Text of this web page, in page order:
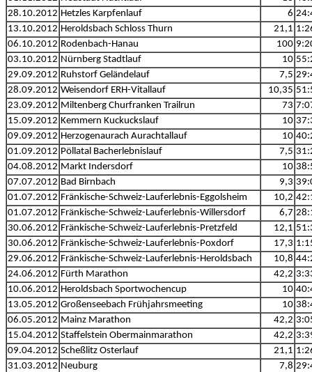
28.10.2012 Hetzles Karpfenlauf 6
13.10.2012 Heroldsbach Schloss Thurn 21,1
06.10.2012 Rodenbach-Hanau 100
03.10.2012 Nürnberg Stadtlauf 10
29.09.2012 Ruhstorf Geländelauf 7,5
28.09.2012 Weisendorf ERH-Vitallauf 10,35
23.09.2012 Miltenberg Churfranken Trailrun 73
15.09.2012 Kemmern Kuckuckslauf 10
09.09.2012 Herzogenaurach Aurachtallauf 10
01.09.2012 Pöllatal Bacherlebnislauf 7,5
04.08.2012 Markt Indersdorf 10
07.07.2012 Bad Birnbach 9,3
01.07.2012 Fränkische-Schweiz-Lauferlebnis-Eggolsheim 10,2
01.07.2012 Fränkische-Schweiz-Lauferlebnis-Willersdorf 6,7
30.06.2012 Fränkische-Schweiz-Lauferlebnis-Pretzfeld 12,1
30.06.2012 Fränkische-Schweiz-Lauferlebnis-Poxdorf 17,3
29.06.2012 Fränkische-Schweiz-Lauferlebnis-Heroldsbach 10,8
24.06.2012 Fürth Marathon 42,2
10.06.2012 Heroldsbach Sportwochencup 10
13.05.2012 Großenseebach Frühjahrsmeeting 10
06.05.2012 Mainz Marathon 42,2
15.04.2012 Staffelstein Obermainmarathon 42,2
09.04.2012 Scheßlitz Osterlauf 21,1
31.03.2012 Neuburg 7,8